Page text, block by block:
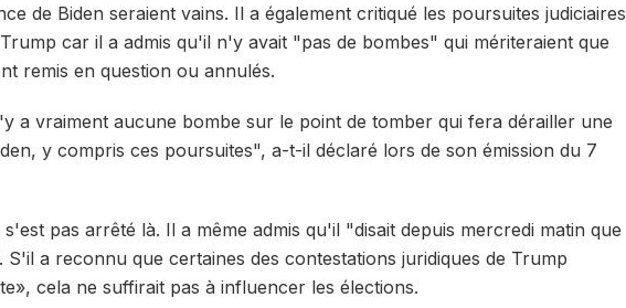
de Biden seraient vains. Il a également critiqué les poursuites judiciaires
car il a admis qu'il n'y avait "pas de bombes" qui mériteraient que
remis en question ou annulés.
a vraiment aucune bombe sur le point de tomber qui fera dérailler une
y compris ces poursuites", a-t-il déclaré lors de son émission du 7
pas arrêté là. Il a même admis qu'il "disait depuis mercredi matin que
S'il a reconnu que certaines des contestations juridiques de Trump
cela ne suffirait pas à influencer les élections.